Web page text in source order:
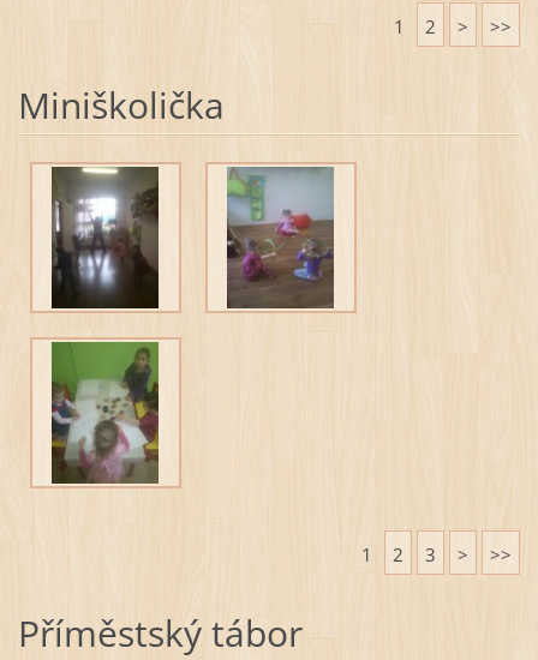
1 2 > >>
Miniškolička
1 2 3 > >>
Příměstský tábor